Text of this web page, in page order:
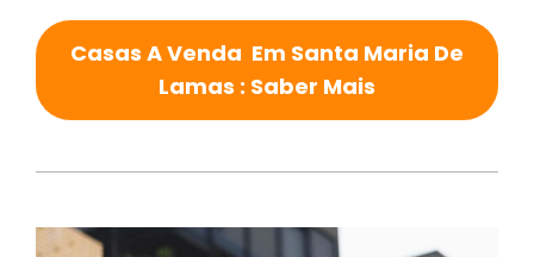
Casas A Venda Em Santa Maria De
Lamas : Saber Mais